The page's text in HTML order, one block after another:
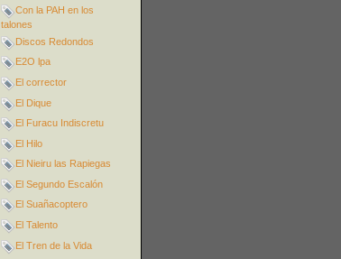
Con la PAH en los
talones
Discos Redondos
E2O lpa
El corrector
El Dique
El Furacu Indiscretu
El Hilo
El Nieiru las Rapiegas
El Segundo Escalón
El Suañacoptero
El Talento
El Tren de la Vida